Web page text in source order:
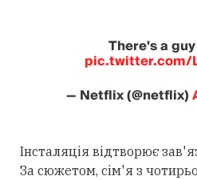
There's a
pic.twitter.com/
— Netflix (@netflix)
Інсталяція відтворює
За сюжетом, сім'я з